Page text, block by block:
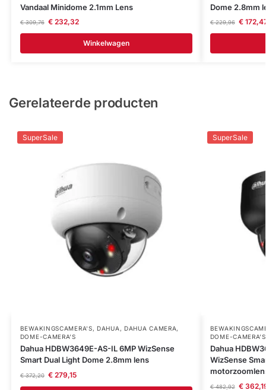
Vandaal Minidome 2.1mm Lens
€309,76 €232,32
Winkelwagen
Dome 2.8mm
€229,96 €
Gerelateerde producten
SuperSale
BEWAKINGSCAMERA'S, DAHUA , DAHUA CAMERA,
DOME-CAMERA’S
Dahua HDBW3649E-AS-IL 6MP WizSense
Smart Dual Light Dome 2.8mm lens
€372,20 €279,15
SuperSale
DOME-CAMERA’S
Dahua
WizSense
€482,92 €